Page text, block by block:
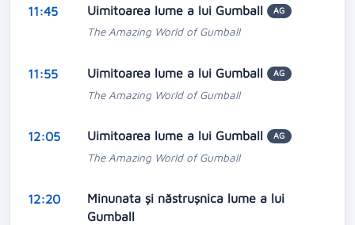
11:45 Uimitoarea lume a lui Gumball AG
The Amazing World of Gumball
11:55 Uimitoarea lume a lui Gumball AG
The Amazing World of Gumball
12:05 Uimitoarea lume a lui Gumball AG
The Amazing World of Gumball
12:20
Minunata și năstrușnica lume a lui
Gumball